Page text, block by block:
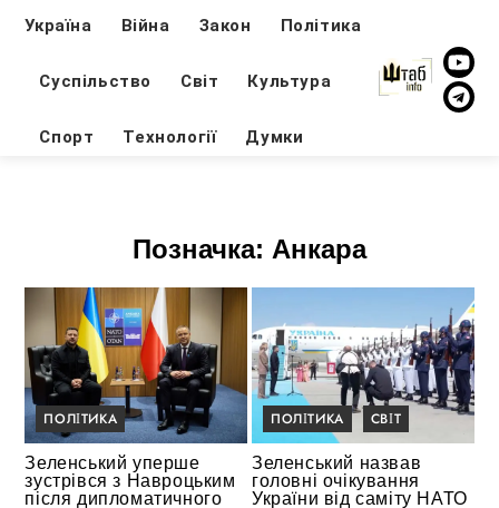
Україна Війна Закон Політика
Суспільство Світ Культура
Спорт Технології Думки
Позначка: Анкара
ПОЛІТИКА
Зеленський уперше
зустрівся з Навроцьким
після дипломатичного
ПОЛІТИКА СВІТ
Зеленський назвав
головні очікування
України від саміту НАТО